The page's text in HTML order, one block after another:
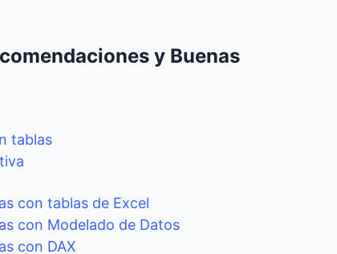
y Buenas
tablas
con tablas de Excel
con Modelado de Datos
con DAX